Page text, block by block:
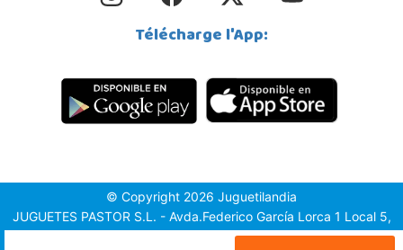
Télécharge l'App:
© Copyright 2026 Juguetilandia
JUGUETES PASTOR S.L. - Avda.Federico García Lorca 1 Local 5,
1º, Puerta 6, 03509, Finestrat (Alicante)